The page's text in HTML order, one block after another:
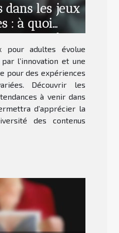
dans les jeux
: à quoi
termes de
pour adultes évolue
l’innovation et une
pour des expériences
Découvrir les
à venir dans
d’apprécier la
des contenus